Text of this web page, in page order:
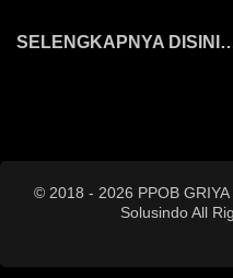
SELENGKAPNYA
© 2018 - 2026 PPOB
Solusindo All